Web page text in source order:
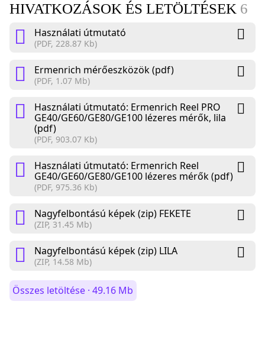
HIVATKOZÁSOK ÉS LETÖLTÉSEK 6
Használati útmutató
(PDF, 228.87 Kb)
Ermenrich mérőeszközök (pdf)
(PDF, 1.07 Mb)
Használati útmutató: Ermenrich Reel PRO
GE40/GE60/GE80/GE100 lézeres mérők, lila
(pdf)
(PDF, 903.07 Kb)
Használati útmutató: Ermenrich Reel
GE40/GE60/GE80/GE100 lézeres mérők (pdf)
(PDF, 975.36 Kb)
Nagyfelbontású képek (zip) FEKETE
(ZIP, 31.45 Mb)
Nagyfelbontású képek (zip) LILA
(ZIP, 14.58 Mb)
Összes letöltése · 49.16 Mb